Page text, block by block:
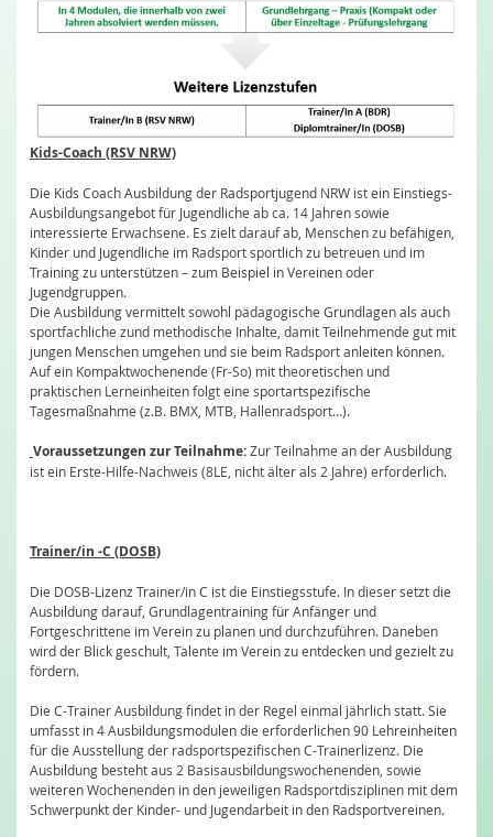
Kids-Coach (RSV NRW)
Die Kids Coach Ausbildung der Radsportjugend NRW ist ein Einstiegs-
Ausbildungsangebot für Jugendliche ab ca. 14 Jahren sowie
interessierte Erwachsene. Es zielt darauf ab, Menschen zu befähigen,
Kinder und Jugendliche im Radsport sportlich zu betreuen und im
Training zu unterstützen – zum Beispiel in Vereinen oder
Jugendgruppen.
Die Ausbildung vermittelt sowohl pädagogische Grundlagen als auch
sportfachliche zund methodische Inhalte, damit Teilnehmende gut mit
jungen Menschen umgehen und sie beim Radsport anleiten können.
Auf ein Kompaktwochenende (Fr-So) mit theoretischen und
praktischen Lerneinheiten folgt eine sportartspezifische
Tagesmaßnahme (z.B. BMX, MTB, Hallenradsport…).
Voraussetzungen zur Teilnahme:Zur Teilnahme an der Ausbildung
ist ein Erste-Hilfe-Nachweis (8LE, nicht älter als 2 Jahre) erforderlich.
Trainer/in -C (DOSB)
Die DOSB-Lizenz Trainer/in C ist die Einstiegsstufe. In dieser setzt die
Ausbildung darauf, Grundlagentraining für Anfänger und
Fortgeschrittene im Verein zu planen und durchzuführen. Daneben
wird der Blick geschult, Talente im Verein zu entdecken und gezielt zu
fördern.
Die C-Trainer Ausbildung findet in der Regel einmal jährlich statt. Sie
umfasst in 4 Ausbildungsmodulen die erforderlichen 90 Lehreinheiten
für die Ausstellung der radsportspezifischen C-Trainerlizenz. Die
Ausbildung besteht aus 2 Basisausbildungswochenenden, sowie
weiteren Wochenenden in den jeweiligen Radsportdisziplinen mit dem
Schwerpunkt der Kinder- und Jugendarbeit in den Radsportvereinen.